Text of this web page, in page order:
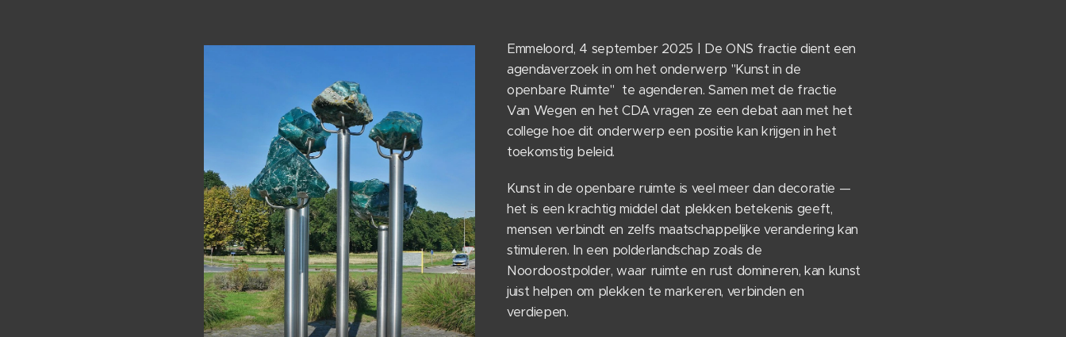
Emmeloord, 4 september 2025 | De ONS fractie dient een
agendaverzoek in om het onderwerp "Kunst in de
openbare Ruimte" te agenderen. Samen met de fractie
Van Wegen en het CDA vragen ze een debat aan met het
college hoe dit onderwerp een positie kan krijgen in het
toekomstig beleid.
Kunst in de openbare ruimte is veel meer dan decoratie —
het is een krachtig middel dat plekken betekenis geeft,
mensen verbindt en zelfs maatschappelijke verandering kan
stimuleren. In een polderlandschap zoals de
Noordoostpolder, waar ruimte en rust domineren, kan kunst
juist helpen om plekken te markeren, verbinden en
verdiepen.